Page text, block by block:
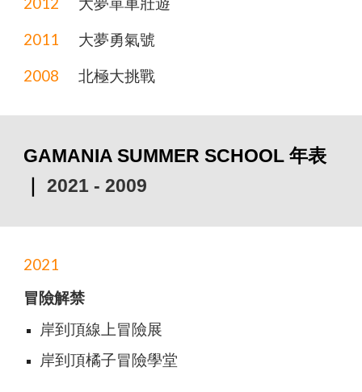
大夢單車壯遊
2011 大夢勇氣號
2008 北極大挑戰
GAMANIASUMMER SCHOOL 年表
｜2021 - 2009
2021
冒險解禁
岸到頂線上冒險展
岸到頂橘子冒險學堂